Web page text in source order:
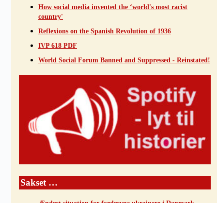
How social media invented the ‘world's most racist
country'
Reflexions on the Spanish Revolution of 1936
IVP 618 PDF
World Social Forum Banned and Suppressed - Reinstated!
Sakset …